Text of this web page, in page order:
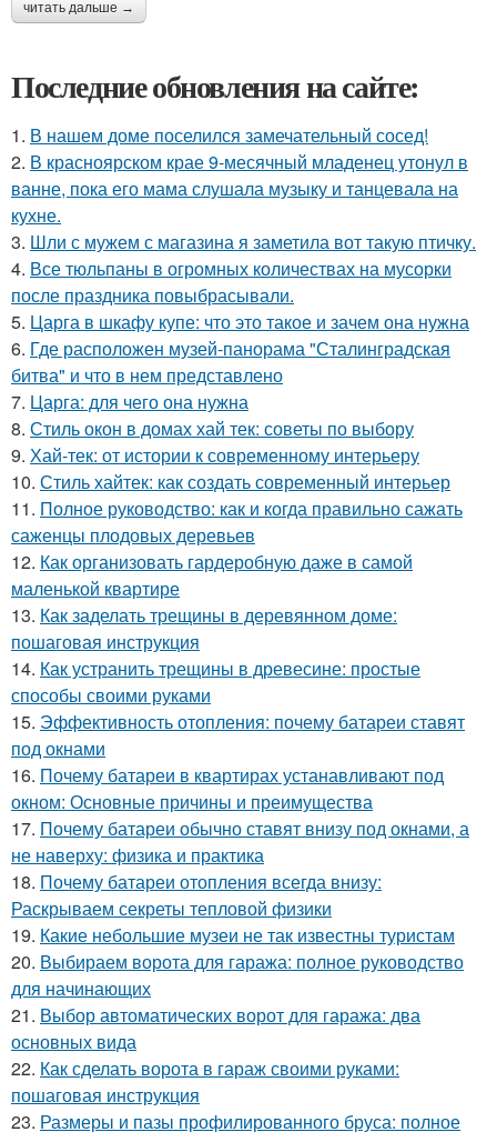
читать дальше →
Последние обновления на сайте:
1. В нашем доме поселился замечательный сосед!
2. В красноярском крае 9-месячный младенец утонул в
ванне, пока его мама слушала музыку и танцевала на
кухне.
3. Шли с мужем с магазина я заметила вот такую птичку.
4. Все тюльпаны в огромных количествах на мусорки
после праздника повыбрасывали.
5. Царга в шкафу купе: что это такое и зачем она нужна
6. Где расположен музей-панорама "Сталинградская
битва" и что в нем представлено
7. Царга: для чего она нужна
8. Стиль окон в домах хай тек: советы по выбору
9. Хай-тек: от истории к современному интерьеру
10. Стиль хайтек: как создать современный интерьер
11. Полное руководство: как и когда правильно сажать
саженцы плодовых деревьев
12. Как организовать гардеробную даже в самой
маленькой квартире
13. Как заделать трещины в деревянном доме:
пошаговая инструкция
14. Как устранить трещины в древесине: простые
способы своими руками
15. Эффективность отопления: почему батареи ставят
под окнами
16. Почему батареи в квартирах устанавливают под
окном: Основные причины и преимущества
17. Почему батареи обычно ставят внизу под окнами, а
не наверху: физика и практика
18. Почему батареи отопления всегда внизу:
Раскрываем секреты тепловой физики
19. Какие небольшие музеи не так известны туристам
20. Выбираем ворота для гаража: полное руководство
для начинающих
21. Выбор автоматических ворот для гаража: два
основных вида
22. Как сделать ворота в гараж своими руками:
пошаговая инструкция
23. Размеры и пазы профилированного бруса: полное